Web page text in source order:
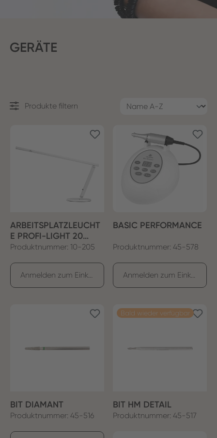
GERÄTE
Produkte filtern
ARBEITSPLATZLEUCHT
E PROFI-LIGHT 20
WATT
Produktnummer: 10-205
BASIC PERFORMANCE
Produktnummer: 45-578
BIT DIAMANT
Produktnummer: 45-516
Bald wieder verfügbar
BIT HM DETAIL
Produktnummer: 45-517